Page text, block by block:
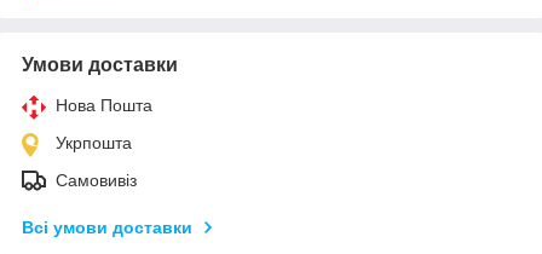
Умови доставки
Нова Пошта
Укрпошта
Самовивіз
Всі умови доставки